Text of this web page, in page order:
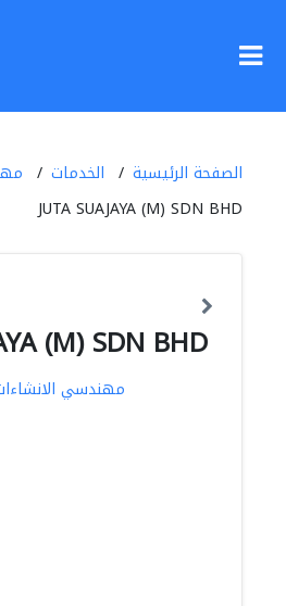
الصفحة الرئيسية الخدمات
JUTA SUAJAYA (M) SDN BHD
(M) SDN BHD
مهندسي